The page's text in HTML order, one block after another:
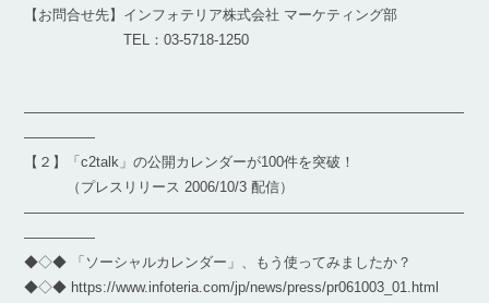
【お問合せ先】インフォテリア株式会社 マーケティング部
TEL：03-5718-1250
―――――――――――――――――――――――――――――――
―――――
【２】「c2talk」の公開カレンダーが100件を突破！
（プレスリリース 2006/10/3 配信）
―――――――――――――――――――――――――――――――
―――――
◆◇◆ 「ソーシャルカレンダー」、もう使ってみましたか？
◆◇◆ https://www.infoteria.com/jp/news/press/pr061003_01.html